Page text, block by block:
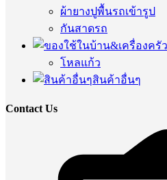
ผ้ายางปูพื้นรถเข้ารูป
กันสาดรถ
โหลแก้ว
สินค้าอื่นๆ
Contact Us